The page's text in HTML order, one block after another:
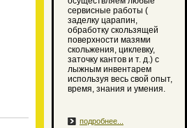
сервисные работы (
заделку царапин,
обработку скользящей
поверхности мазями
скольжения, циклевку,
заточку кантов и т. д.) с
лыжным инвентарем
используя весь свой опыт,
время, знания и умения.
подробнее...